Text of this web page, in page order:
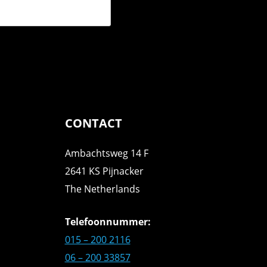
CONTACT
Ambachtsweg 14 F
2641 KS Pijnacker
The Netherlands
Telefoonnummer:
015 – 200 2116
06 – 200 33857